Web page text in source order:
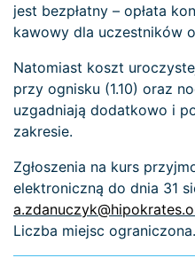
jest bezpłatny – opłata
kawowy dla uczestników
Natomiast koszt
przy ognisku (1.10) oraz
uzgadniają dodatkowo i
zakresie.
Zgłoszenia na kurs
elektroniczną do dnia 31
Liczba miejsc ograniczona.